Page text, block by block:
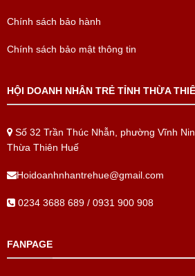
Chính sách bảo hành
Chính sách bảo mật thông tin
HỘI DOANH NHÂN TRẺ TỈNH THỪA
Số 32 Trần Thúc Nhẫn, phường Vĩnh
Thừa Thiên Huế
Hoidoanhnhantrehue@gmail.com
0234 3688 689 / 0931 900 908
FANPAGE